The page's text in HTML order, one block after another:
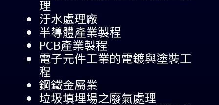
理
汙水處理廠
半導體產業製程
PCB產業製程
電子元件工業的電鍍與塗裝工
程
鋼鐵金屬業
垃圾填埋場之廢氣處理